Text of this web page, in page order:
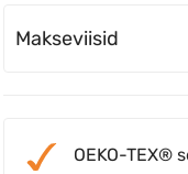
Makseviisid
OEKO-TEX®